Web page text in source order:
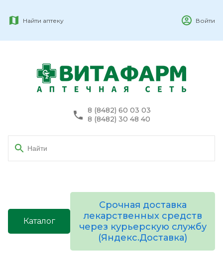
Найти аптеку Войти
8 (8482) 60 03 03
8 (8482) 30 48 40
Каталог
Срочная доставка
лекарственных средств
через курьерскую службу
(Яндекс.Доставка)